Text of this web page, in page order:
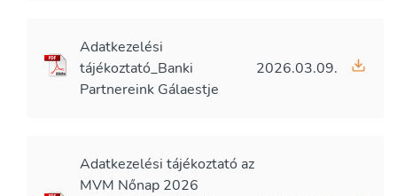
Adatkezelési
tájékoztató_Banki
Partnereink Gálaestje
2026.03.09.
Adatkezelési tájékoztató az
MVM Nőnap 2026